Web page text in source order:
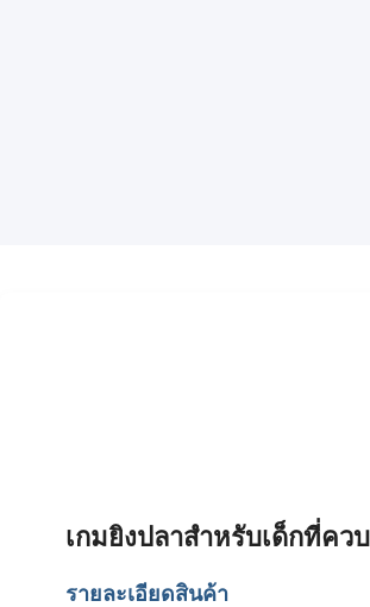
เกมยิงปลาสําหรับเด็กที่ค
รายละเอียดสินค้า